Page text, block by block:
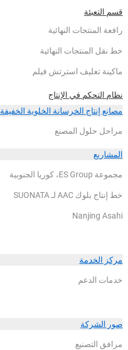
قسم التعبئة
رافعة المنتجات النهائية
خط نقل المنتجات النهائية
ماكينة تغليف استرتش فيلم
نظام التحكم في الإنتاج
مصانع إنتاج الخرسانة الخلوية الخفيفة AAC الكاملة
مراحل حلول المصنع
المشاريع
مجموعة ES Group، كوريا الجنوبية
خط إنتاج بلوك AAC لـ SUONATA
Nanjing Asahi
مركز الخدمة
خدمات الدعم
صور الشركة
مرافق التصنيع